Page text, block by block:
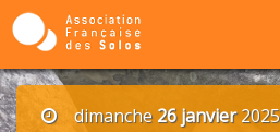
dimanche26 janvier